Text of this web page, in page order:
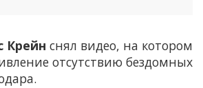
Крейн снял видео, на котором
отсутствию бездомных